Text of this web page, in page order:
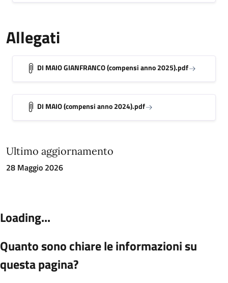
Allegati
DI MAIO GIANFRANCO (compensi anno 2025).pdf
DI MAIO (compensi anno 2024).pdf
Ultimo aggiornamento
28 Maggio 2026